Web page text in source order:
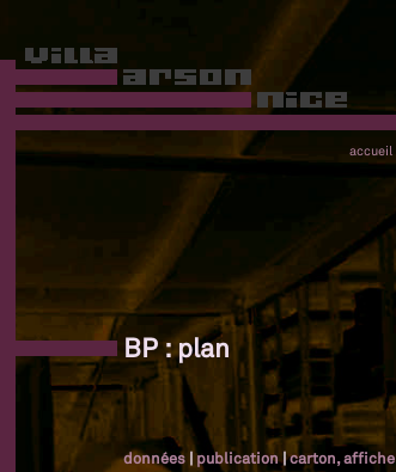
accueil
BP : plan
données |publication|carton, affiche